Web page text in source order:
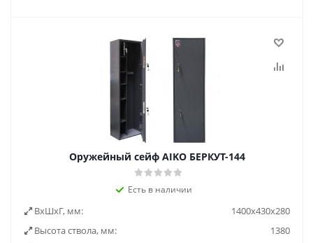
Оружейный сейф AIKO БЕРКУТ-144
Есть в наличии
ВxШxГ, мм:
1400x430x280
Высота ствола, мм:
1380